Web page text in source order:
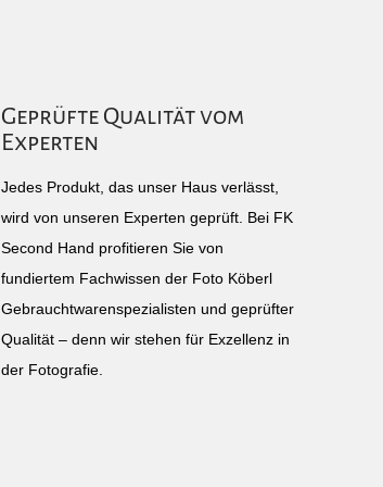
Geprüfte Qualität vom
Experten
Jedes Produkt, das unser Haus verlässt,
wird von unseren Experten geprüft. Bei FK
Second Hand profitieren Sie von
fundiertem Fachwissen der Foto Köberl
Gebrauchtwarenspezialisten und geprüfter
Qualität – denn wir stehen für Exzellenz in
der Fotografie.